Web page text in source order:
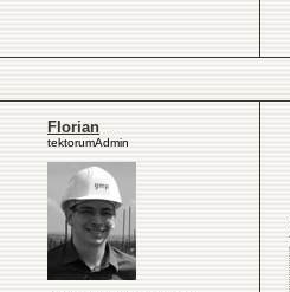
Florian
tektorumAdmin